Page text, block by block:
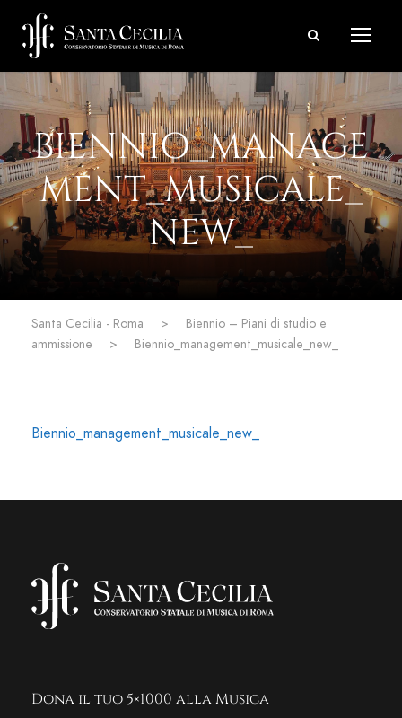
BIENNIO_MANAGE
MENT_MUSICALE_
NEW_
Santa Cecilia - Roma >
Biennio – Piani di studio e
ammissione
> Biennio_management_musicale_new_
Biennio_management_musicale_new_
Dona il tuo 5×1000 alla Musica